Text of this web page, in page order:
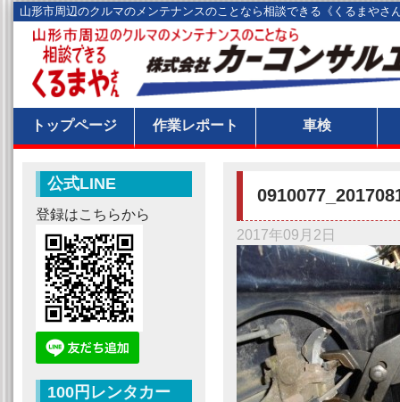
山形市周辺のクルマのメンテナンスのことなら相談できる《くるまや
トップページ 作業レポート 車検
2017年09月2日
公式LINE
登録はこちらから
100円レンタカー